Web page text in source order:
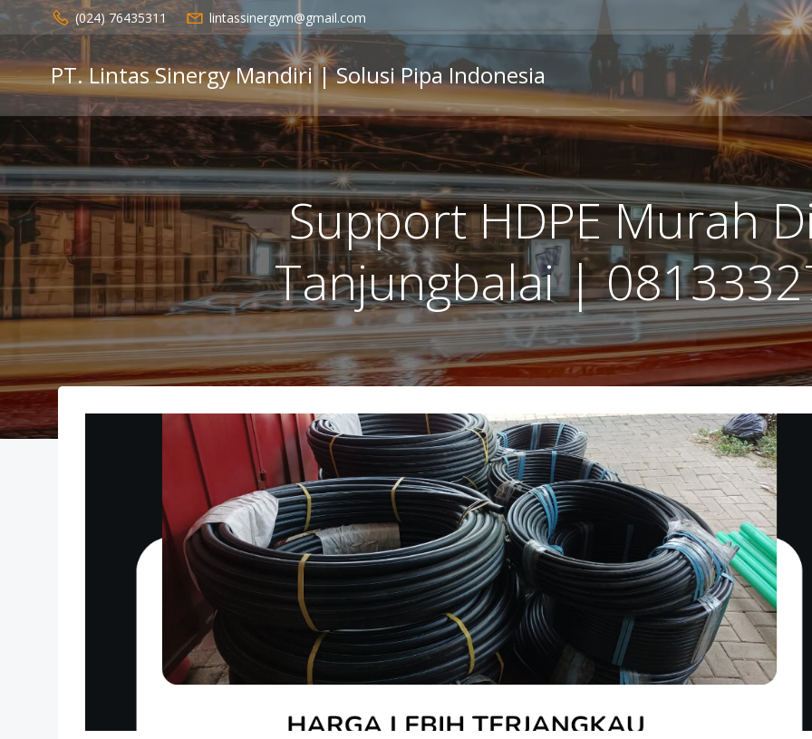
Skip
to
content
(024) 76435311 lintassinergym@gmail.com
PT. Lintas Sinergy Mandiri | Solusi Pipa Indonesia
Support HDPE Murah
Tanjungbalai |